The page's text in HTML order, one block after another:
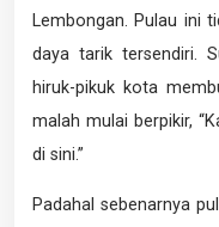
Lembongan. Pulau ini
daya tarik tersendiri.
hiruk-pikuk kota
malah mulai berpikir,
di sini.”
Padahal sebenarnya